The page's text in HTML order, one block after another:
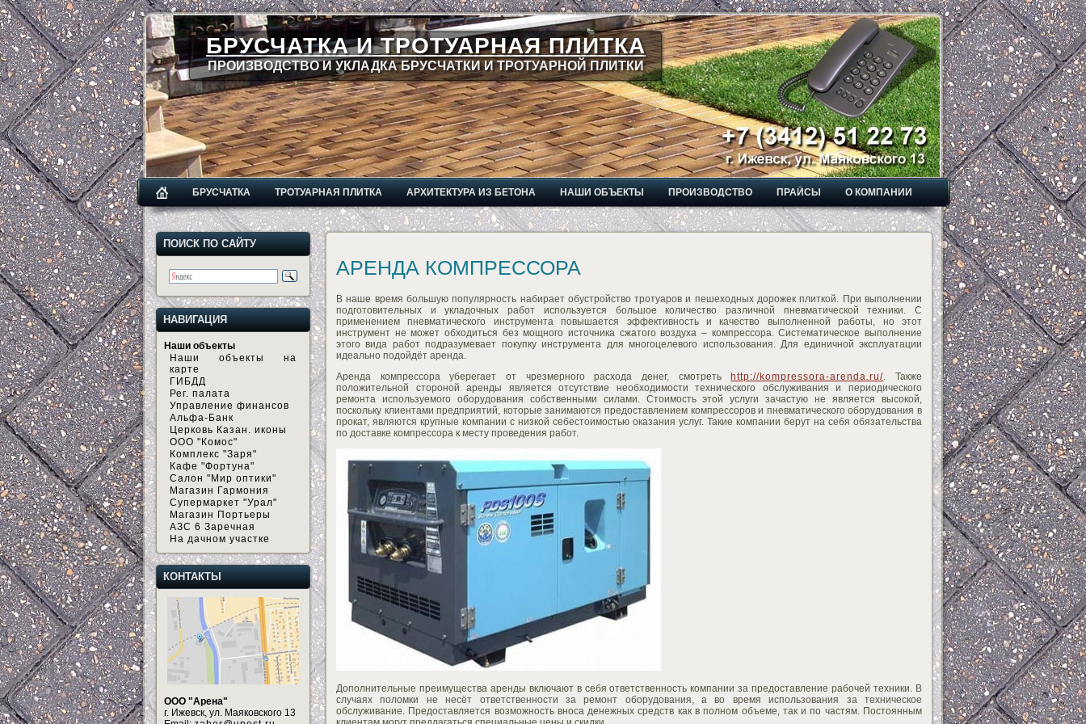
БРУСЧАТКА И ТРОТУАРНАЯ ПЛИТКА
ПРОИЗВОДСТВО И УКЛАДКА БРУСЧАТКИ И ТРОТУАРНОЙ ПЛИТКИ
БРУСЧАТКА ТРОТУАРНАЯ ПЛИТКА АРХИТЕКТУРА ИЗ БЕТОНА НАШИ ОБЪЕКТЫ ПРОИЗВОДСТВО ПРАЙСЫ О КОМПАНИИ
ПОИСК ПО САЙТУ
НАВИГАЦИЯ
Наши объекты
Наши объекты на
карте
ГИБДД
Рег. палата
Управление финансов
Альфа-Банк
Церковь Казан. иконы
ООО "Комос"
Комплекс "Заря"
Кафе "Фортуна"
Салон "Мир оптики"
Магазин Гармония
Супермаркет "Урал"
Магазин Портьеры
АЗС 6 Заречная
На дачном участке
КОНТАКТЫ
ООО "Арена"
г. Ижевск, ул. Маяковского 13
АРЕНДА КОМПРЕССОРА
В наше время большую популярность набирает обустройство тротуаров и пешеходных дорожек плиткой. При выполнении
подготовительных и укладочных работ используется большое количество различной пневматической техники. С
применением пневматического инструмента повышается эффективность и качество выполненной работы, но этот
инструмент не может обходиться без мощного источника сжатого воздуха – компрессора. Систематическое выполнение
этого вида работ подразумевает покупку инструмента для многоцелевого использования. Для единичной эксплуатации
идеально подойдёт аренда.
Аренда компрессора уберегает от чрезмерного расхода денег, смотретьhttp://kompressora-arenda.ru/ . Также
положительной стороной аренды является отсутствие необходимости технического обслуживания и периодического
ремонта используемого оборудования собственными силами. Стоимость этой услуги зачастую не является высокой,
поскольку клиентами предприятий, которые занимаются предоставлением компрессоров и пневматического оборудования в
прокат, являются крупные компании с низкой себестоимостью оказания услуг. Такие компании берут на себя обязательства
по доставке компрессора к месту проведения работ.
Дополнительные преимущества аренды включают в себя ответственность компании за предоставление рабочей техники. В
случаях поломки не несёт ответственности за ремонт оборудования, а во время использования за техническое
обслуживание. Предоставляется возможность вноса денежных средств как в полном объеме, так и по частям. Постоянным